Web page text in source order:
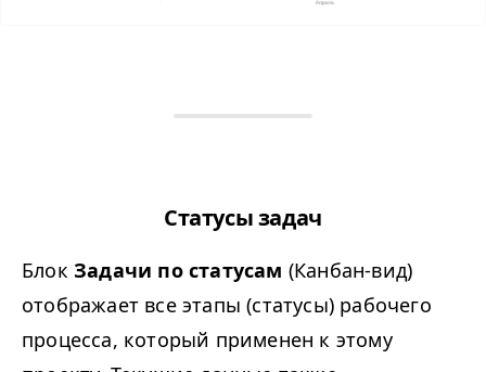
Статусы задач
Блок Задачи по статусам (Канбан-вид)
отображает все этапы (статусы) рабочего
процесса, который применен к этому